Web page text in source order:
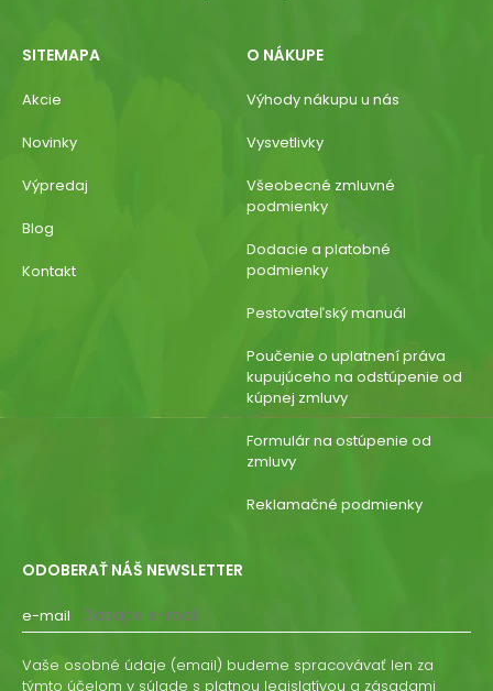
SITEMAPA
Akcie
Novinky
Výpredaj
Blog
Kontakt
O NÁKUPE
Výhody nákupu u nás
Vysvetlivky
Všeobecné zmluvné
podmienky
Dodacie a platobné
podmienky
Pestovateľský manuál
Poučenie o uplatnení práva
kupujúceho na odstúpenie od
kúpnej zmluvy
Formulár na ostúpenie od
zmluvy
Reklamačné podmienky
ODOBERAŤ NÁŠ NEWSLETTER
e-mail
Vaše osobné údaje (email) budeme spracovávať len za
týmto účelom v súlade s platnou legislatívou a zásadami